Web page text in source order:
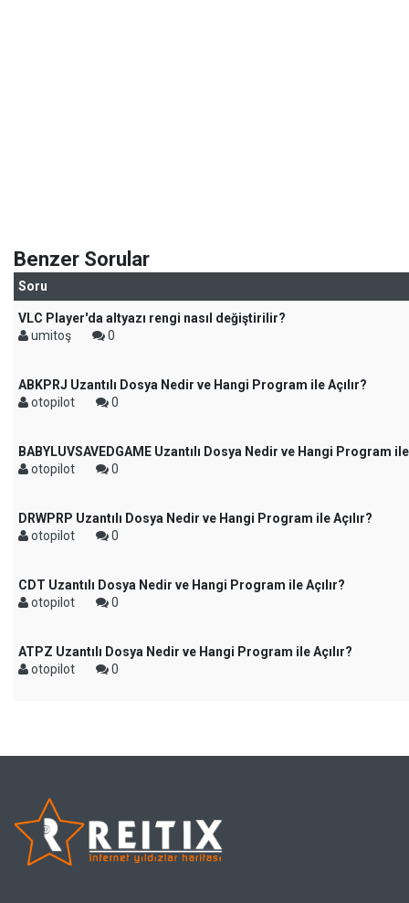
Benzer Sorular
Soru
VLC Player'da altyazı rengi nasıl değiştirilir?
umitoş
0
ABKPRJ Uzantılı Dosya Nedir ve Hangi Program ile Açılır?
otopilot
0
BABYLUVSAVEDGAME Uzantılı Dosya Nedir ve Hangi Program ile
otopilot
0
DRWPRP Uzantılı Dosya Nedir ve Hangi Program ile Açılır?
otopilot
0
CDT Uzantılı Dosya Nedir ve Hangi Program ile Açılır?
otopilot
0
ATPZ Uzantılı Dosya Nedir ve Hangi Program ile Açılır?
otopilot
0